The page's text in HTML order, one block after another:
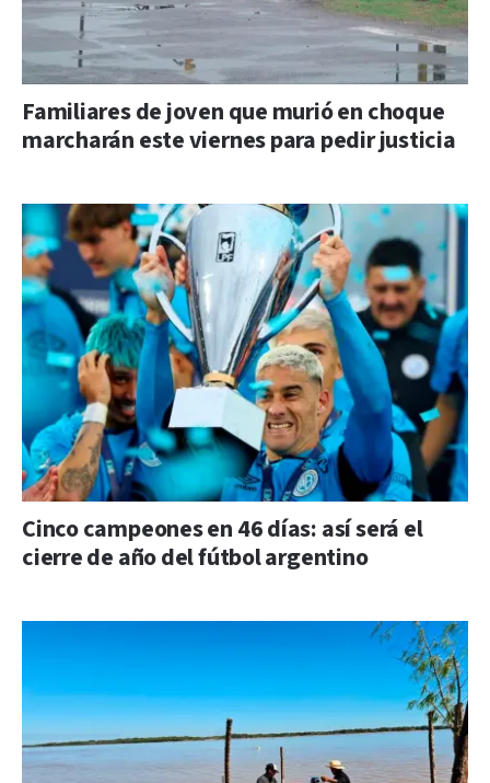
Familiares de joven que murió en choque
marcharán este viernes para pedir justicia
Cinco campeones en 46 días: así será el
cierre de año del fútbol argentino